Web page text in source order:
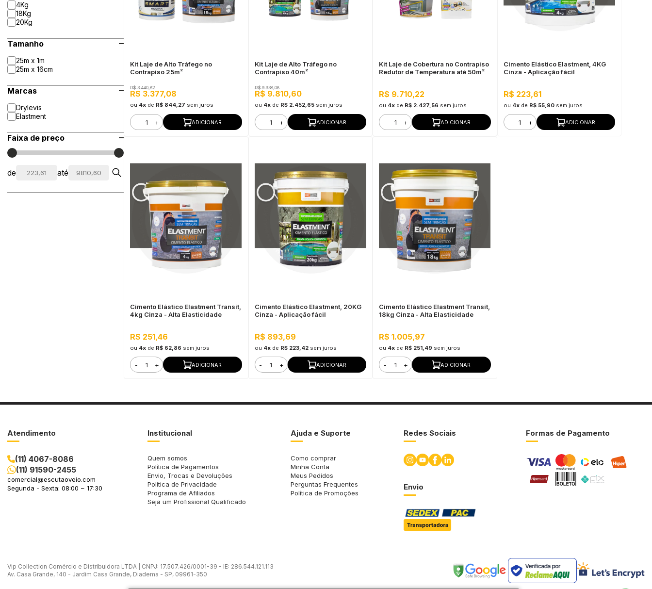
4Kg
18Kg
20Kg
Tamanho
25m x 1m
25m x 16cm
Marcas
Drylevis
Elastment
Faixa de preço
de até
Kit Laje de Alto Tráfego no
Contrapiso 25m²
R$ 3.440,82
R$ 3.377,08
ou 4x de R$ 844,27 sem juros
- + ADICIONAR
Kit Laje de Alto Tráfego no
Contrapiso 40m²
R$ 9.938,08
R$ 9.810,60
ou 4xde R$ 2.452,65 sem juros
- + ADICIONAR
Kit Laje de Cobertura no Contrapiso
Redutor de Temperatura até 50m²
R$ 9.710,22
ou 4x de R$ 2.427,56 sem juros
- + ADICIONAR
Cimento Elástico Elastment, 4KG
Cinza - Aplicação fácil
R$ 223,61
ou 4xde R$ 55,90 sem juros
- + ADICIONAR
Cimento Elástico Elastment Transit,
4kg Cinza - Alta Elasticidade
R$ 251,46
ou 4x de R$ 62,86 sem juros
- + ADICIONAR
Cimento Elástico Elastment, 20KG
Cinza - Aplicação fácil
R$ 893,69
ou 4xde R$ 223,42 sem juros
- + ADICIONAR
Cimento Elástico Elastment Transit,
18kg Cinza - Alta Elasticidade
R$ 1.005,97
ou 4x de R$ 251,49 sem juros
- + ADICIONAR
Atendimento
(11) 4067-8086
(11) 91590-2455
comercial@escutaoveio.com
Segunda - Sexta: 08:00 ~ 17:30
Institucional
Quem somos
Política de Pagamentos
Envio, Trocas e Devoluções
Política de Privacidade
Programa de Afiliados
Seja um Profissional Qualificado
Ajuda e Suporte
Como comprar
Minha Conta
Meus Pedidos
Perguntas Frequentes
Política de Promoções
Redes Sociais
Envio
Formas de Pagamento
Vip Collection Comércio e Distribuidora LTDA | CNPJ: 17.507.426/0001-39 - IE: 286.544.121.113
Av. Casa Grande, 140 - Jardim Casa Grande, Diadema - SP, 09961-350